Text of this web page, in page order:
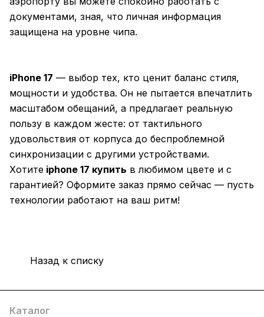
документами, зная, что личная информация
защищена на уровне чипа.
iPhone 17 — выбор тех, кто ценит баланс стиля,
мощности и удобства. Он не пытается впечатлить
масштабом обещаний, а предлагает реальную
пользу в каждом жесте: от тактильного
удовольствия от корпуса до беспроблемной
синхронизации с другими устройствами.
Хотите iphone 17 купить в любимом цвете и с
гарантией? Оформите заказ прямо сейчас — пусть
технологии работают на ваш ритм!
Назад к списку
Каталог